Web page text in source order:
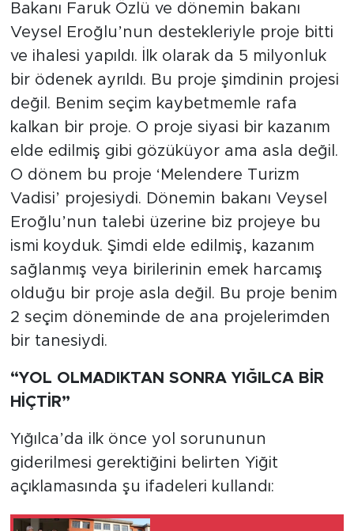
Bakanı Faruk Özlü ve dönemin bakanı
Veysel Eroğlu’nun destekleriyle proje bitti
ve ihalesi yapıldı. İlk olarak da 5 milyonluk
bir ödenek ayrıldı. Bu proje şimdinin projesi
değil. Benim seçim kaybetmemle rafa
kalkan bir proje. O proje siyasi bir kazanım
elde edilmiş gibi gözüküyor ama asla değil.
O dönem bu proje ‘Melendere Turizm
Vadisi’ projesiydi. Dönemin bakanı Veysel
Eroğlu’nun talebi üzerine biz projeye bu
ismi koyduk. Şimdi elde edilmiş, kazanım
sağlanmış veya birilerinin emek harcamış
olduğu bir proje asla değil. Bu proje benim
2 seçim döneminde de ana projelerimden
bir tanesiydi.
“YOL OLMADIKTAN SONRA YIĞILCA BİR
HİÇTİR”
Yığılca’da ilk önce yol sorununun
giderilmesi gerektiğini belirten Yiğit
açıklamasında şu ifadeleri kullandı: